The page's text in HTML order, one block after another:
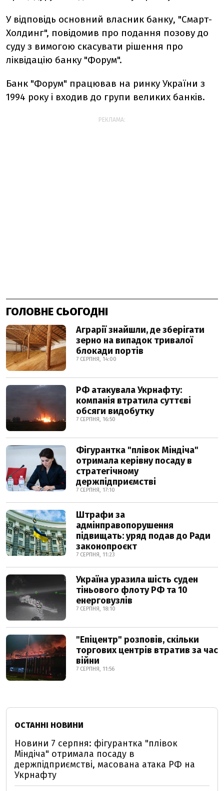
У відповідь основний власник банку, "Смарт-
Холдинг", повідомив про подання позову до
суду з вимогою скасувати рішення про
ліквідацію банку "Форум".
Банк "Форум" працював на ринку України з
1994 року і входив до групи великих банків.
РЕКЛАМА:
ГОЛОВНЕ СЬОГОДНІ
Аграрії знайшли, де зберігати
зерно на випадок тривалої
блокади портів
7 СЕРПНЯ, 14:00
РФ атакувала Укрнафту:
компанія втратила суттєві
обсяги видобутку
7 СЕРПНЯ, 16:50
Фігурантка "плівок Міндіча"
отримала керівну посаду в
стратегічному
держпідприємстві
7 СЕРПНЯ, 17:10
Штрафи за
адмінправопорушення
підвищать: уряд подав до Ради
законопроєкт
7 СЕРПНЯ, 11:23
Україна уразила шість суден
тіньового флоту РФ та 10
енерговузлів
7 СЕРПНЯ, 18:10
"Епіцентр" розповів, скільки
торгових центрів втратив за час
війни
7 СЕРПНЯ, 11:56
ОСТАННІ НОВИНИ
Новини 7 серпня: фігурантка "плівок
Міндіча" отримала посаду в
держпідприємстві, масована атака РФ на
Укрнафту